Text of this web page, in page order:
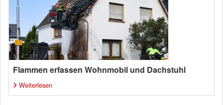
Flammen erfassen Wohnmobil und Dachstuhl
Weiterlesen